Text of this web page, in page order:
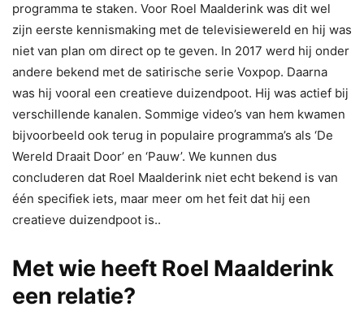
programma te staken. Voor Roel Maalderink was dit wel
zijn eerste kennismaking met de televisiewereld en hij was
niet van plan om direct op te geven. In 2017 werd hij onder
andere bekend met de satirische serie Voxpop. Daarna
was hij vooral een creatieve duizendpoot. Hij was actief bij
verschillende kanalen. Sommige video’s van hem kwamen
bijvoorbeeld ook terug in populaire programma’s als ‘De
Wereld Draait Door’ en ‘Pauw’. We kunnen dus
concluderen dat Roel Maalderink niet echt bekend is van
één specifiek iets, maar meer om het feit dat hij een
creatieve duizendpoot is..
Met wie heeft Roel Maalderink
een relatie?